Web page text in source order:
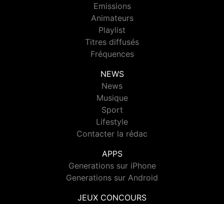
Emissions
Animateurs
Playlist
Titres diffusés
Fréquences
NEWS
News
Musique
Sport
Lifestyle
Contacter la rédac
APPS
Generations sur iPhone
Generations sur Android
JEUX CONCOURS